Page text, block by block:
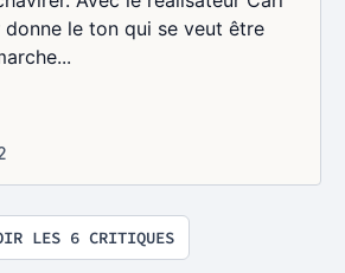
donne le ton qui se veut être
LES 6 CRITIQUES